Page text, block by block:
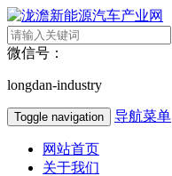
微信号：
longdan-industry
Toggle navigation 导航菜单
网站首页
关于我们